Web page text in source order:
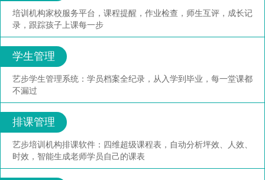
培训机构家校服务平台，课程提醒，作业检查，师生互评，成长记
录，跟踪孩子上课每一步
学生管理
艺步学生管理系统：学员档案全纪录，从入学到毕业，每一堂课都
不漏过
排课管理
艺步培训机构排课软件：四维超级课程表，自动分析坪效、人效、
时效，智能生成老师学员自己的课表